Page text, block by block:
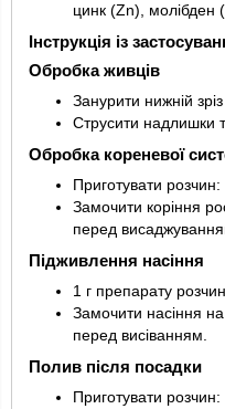
цинк (Zn), молібден
Інструкція із
Обробка живців
Занурити нижній
Струсити надлишки
Обробка кореневої
Приготувати
Замочити коріння
перед
Підживлення насіння
1 г препарату
Замочити насіння
перед висіванням.
Полив після посадки
Приготувати